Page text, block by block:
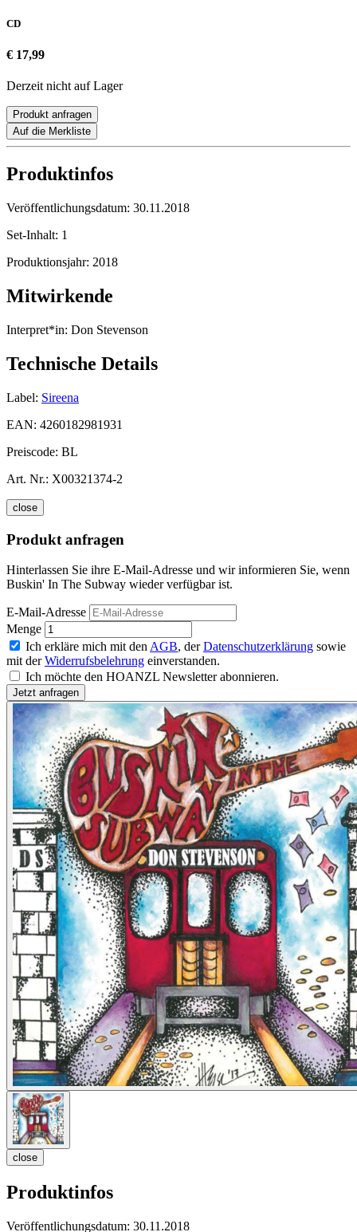
CD
€ 17,99
Derzeit nicht auf Lager
Produkt anfragen
Auf die Merkliste
Produktinfos
Veröffentlichungsdatum: 30.11.2018
Set-Inhalt: 1
Produktionsjahr: 2018
Mitwirkende
Interpret*in: Don Stevenson
Technische Details
Label: Sireena
EAN: 4260182981931
Preiscode: BL
Art. Nr.: X00321374-2
close
Produkt anfragen
Hinterlassen Sie ihre E-Mail-Adresse und wir informieren Sie, wenn
Buskin' In The Subway wieder verfügbar ist.
E-Mail-Adresse
Menge
Ich erkläre mich mit den AGB, derDatenschutzerklärung sowie
mit derWiderrufsbelehrung einverstanden.
Ich möchte den HOANZL Newsletter abonnieren.
close
Produktinfos
Veröffentlichungsdatum: 30.11.2018